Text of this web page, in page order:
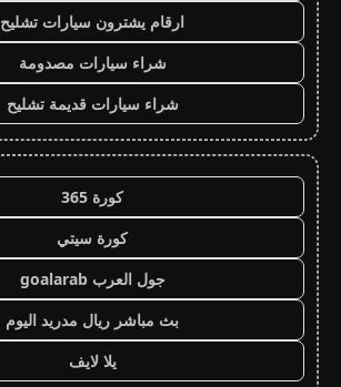
ارقام يشترون سيارات تشليح
شراء سيارات مصدومة
شراء سيارات قديمة تشليح
كورة 365
كورة سيتي
جول العرب goalarab
بث مباشر ريال مدريد اليوم
يلا لايف